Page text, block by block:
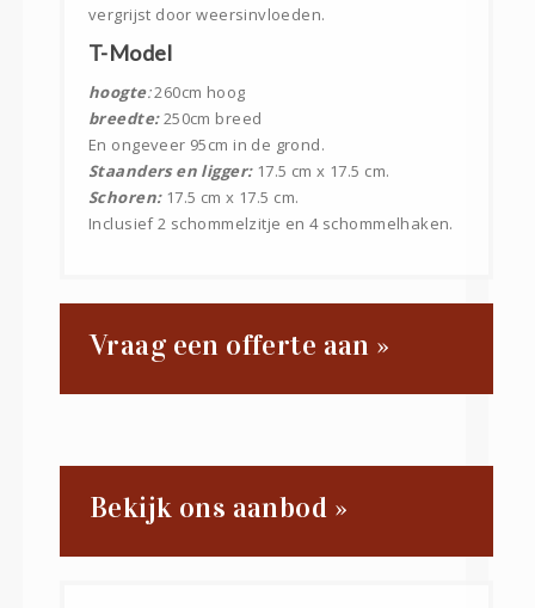
vergrijst door weersinvloeden.
T-Model
hoogte:260cm hoog
breedte:250cm breed
En ongeveer 95cm in de grond.
Staanders en ligger:17.5 cm x 17.5 cm.
Schoren:17.5 cm x 17.5 cm.
Inclusief 2 schommelzitje en 4 schommelhaken.
Vraag een offerte aan »
Bekijk ons aanbod »